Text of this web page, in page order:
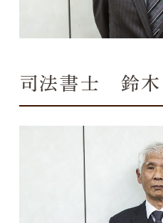
司法書士 鈴木